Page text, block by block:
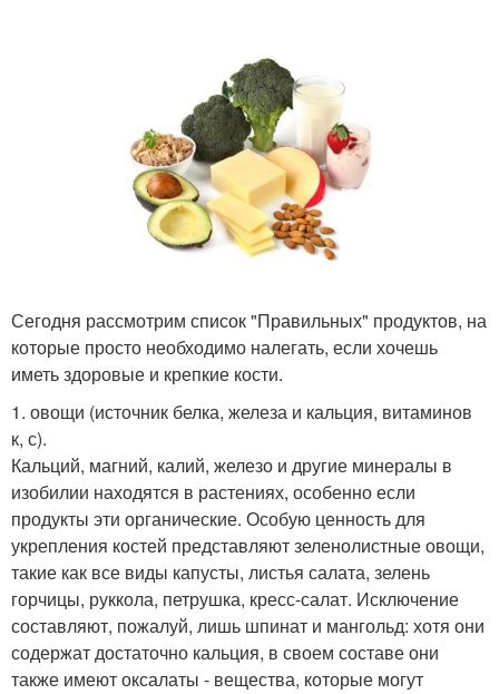
Сегодня рассмотрим список "Правильных" продуктов, на
которые просто необходимо налегать, если хочешь
иметь здоровые и крепкие кости.
1. овощи (источник белка, железа и кальция, витаминов
к, с).
Кальций, магний, калий, железо и другие минералы в
изобилии находятся в растениях, особенно если
продукты эти органические. Особую ценность для
укрепления костей представляют зеленолистные овощи,
такие как все виды капусты, листья салата, зелень
горчицы, руккола, петрушка, кресс-салат. Исключение
составляют, пожалуй, лишь шпинат и мангольд: хотя они
содержат достаточно кальция, в своем составе они
также имеют оксалаты - вещества, которые могут